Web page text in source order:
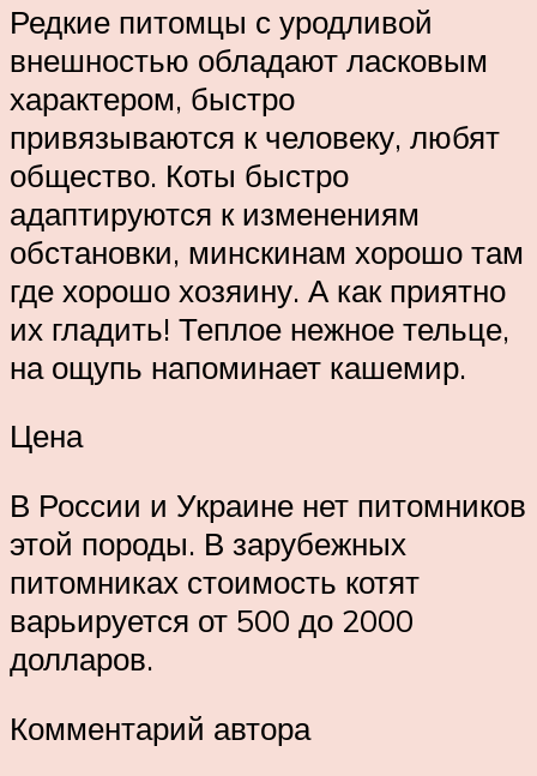
Редкие питомцы с уродливой
внешностью обладают ласковым
характером, быстро
привязываются к человеку, любят
общество. Коты быстро
адаптируются к изменениям
обстановки, минскинам хорошо там
где хорошо хозяину. А как приятно
их гладить! Теплое нежное тельце,
на ощупь напоминает кашемир.
Цена
В России и Украине нет питомников
этой породы. В зарубежных
питомниках стоимость котят
варьируется от 500 до 2000
долларов.
Комментарий автора